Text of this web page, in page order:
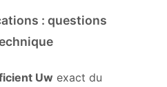
: questions
Uw exact du